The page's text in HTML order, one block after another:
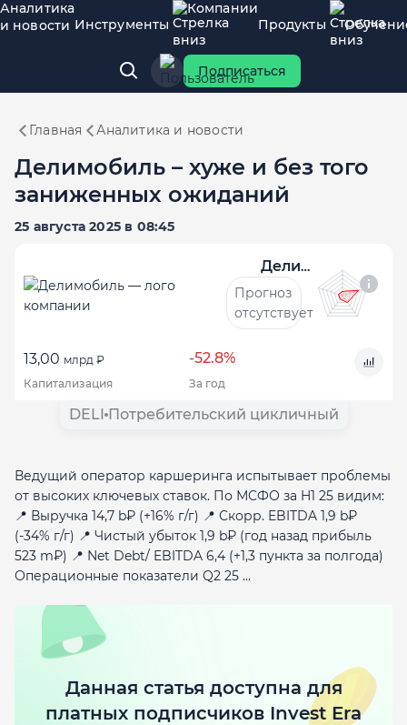
Аналитика
и новости Инструменты
Компании
Продукты
Подписаться
Главная Аналитика и новости
Делимобиль – хуже и без того
заниженных ожиданий
25 августа 2025 в 08:45
Делимобиль
Прогноз
отсутствует
13,00 млрд ₽ -52.8%
Капитализация За год
DELI Потребительский цикличный
Ведущий оператор каршеринга испытывает проблемы
от высоких ключевых ставок. По МСФО за H1 25 видим:
📍 Выручка 14,7 b₽ (+16% г/г) 📍 Скорр. EBITDA 1,9 b₽
(-34% г/г) 📍 Чистый убыток 1,9 b₽ (год назад прибыль
523 m₽) 📍 Net Debt/ EBITDA 6,4 (+1,3 пункта за полгода)
Операционные показатели Q2 25 ...
Данная статья доступна для
платных подписчиков Invest Era